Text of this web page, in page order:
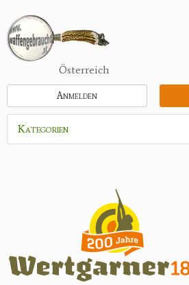
zum
Inhalt
Österreich
Anmelden
Kategorien
Kipplaufgewehre
Kleinkalibergewehre
Repetiererbüchse
Luftdruckwaffen